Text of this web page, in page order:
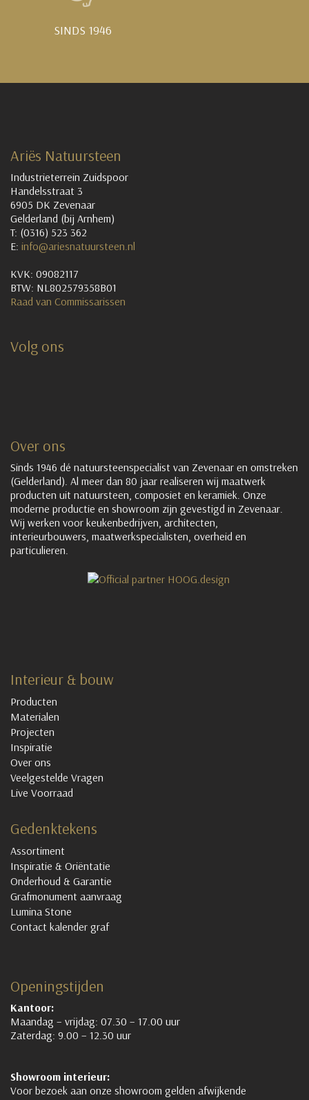
SINDS 1946
Ariës Natuursteen
Industrieterrein Zuidspoor
Handelsstraat 3
6905 DK Zevenaar
Gelderland (bij Arnhem)
T: (0316) 523 362
E: info@ariesnatuursteen.nl
KVK: 09082117
BTW: NL802579358B01
Raad van Commissarissen
Volg ons
Over ons
Sinds 1946 dé natuursteenspecialist van Zevenaar en omstreken
(Gelderland). Al meer dan 80 jaar realiseren wij maatwerk
producten uit natuursteen, composiet en keramiek. Onze
moderne productie en showroom zijn gevestigd in Zevenaar.
Wij werken voor keukenbedrijven, architecten,
interieurbouwers, maatwerkspecialisten, overheid en
particulieren.
Interieur & bouw
Producten
Materialen
Projecten
Inspiratie
Over ons
Veelgestelde Vragen
Live Voorraad
Gedenktekens
Assortiment
Inspiratie & Oriëntatie
Onderhoud & Garantie
Grafmonument aanvraag
Lumina Stone
Contact kalender graf
Openingstijden
Kantoor:
Maandag – vrijdag: 07.30 – 17.00 uur
Zaterdag: 9.00 – 12.30 uur
Showroom interieur:
Voor bezoek aan onze showroom gelden afwijkende